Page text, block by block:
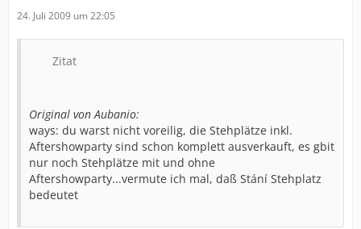
24. Juli 2009 um 22:05
Zitat
Original von Aubanio:
ways: du warst nicht voreilig, die Stehplätze inkl.
Aftershowparty sind schon komplett ausverkauft, es gbit
nur noch Stehplätze mit und ohne
Aftershowparty...vermute ich mal, daß Stání Stehplatz
bedeutet